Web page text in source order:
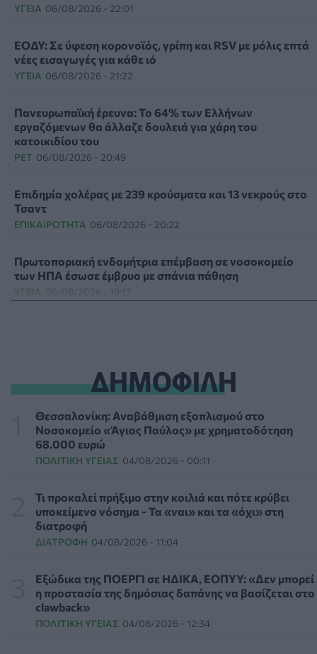
ΥΓΕΊΑ 06/08/2026 - 22:01
ΕΟΔΥ: Σε ύφεση κορονοϊός, γρίπη και RSV με μόλις επτά
νέες εισαγωγές για κάθε ιό
ΥΓΕΊΑ 06/08/2026 - 21:22
Πανευρωπαϊκή έρευνα: Το 64% των Ελλήνων
εργαζόμενων θα άλλαζε δουλειά για χάρη του
κατοικιδίου του
PET 06/08/2026 - 20:49
Επιδημία χολέρας με 239 κρούσματα και 13 νεκρούς στο
Τσαντ
ΕΠΙΚΑΙΡΌΤΗΤΑ 06/08/2026 - 20:22
Πρωτοποριακή ενδομήτρια επέμβαση σε νοσοκομείο
των ΗΠΑ έσωσε έμβρυο με σπάνια πάθηση
ΥΓΕΊΑ 06/08/2026 - 19:17
Διαβητική αμφιβληστροειδοπάθεια: «Σιωπηλός»
κίνδυνος για την όραση των ασθενών
HEALTH TALK 06/08/2026 - 17:34
Γιατί οι γιατροί διστάζουν να γράψουν ορμονική
ΥΓΕΊΑ 06/08/2026 - 17:01
Γιαννάκος: Πρωτοφανής πίεση στο Νοσοκομείο
Ζακύνθου - Καταγγέλθηκαν οκτώ βιασμοί γυναικών
Έκτακτα μέτρα και στην Καστοριά κατά της διασποράς
της ευλογιάς των προβάτων
ΕΠΙΚΑΙΡΌΤΗΤΑ 06/08/2026 - 16:16
ΔΗΜΟΦΙΛΗ
Θεσσαλονίκη: Αναβάθμιση εξοπλισμού στο
Νοσοκομείο «Άγιος Παύλος» με χρηματοδότηση
68.000 ευρώ
ΠΟΛΙΤΙΚΉ ΥΓΕΊΑΣ 04/08/2026 - 00:11
Τι προκαλεί πρήξιμο στην κοιλιά και πότε κρύβει
υποκείμενο νόσημα - Τα «ναι» και τα «όχι» στη
διατροφή
ΔΙΑΤΡΟΦΉ 04/08/2026 - 11:04
Εξώδικα της ΠΟΕΡΓΙ σε ΗΔΙΚΑ, ΕΟΠΥΥ: «Δεν μπορεί
η προστασία της δημόσιας δαπάνης να βασίζεται στο
clawback»
ΠΟΛΙΤΙΚΉ ΥΓΕΊΑΣ 04/08/2026 - 12:34